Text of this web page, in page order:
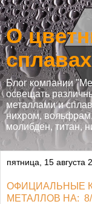
О
Блог компании
освещать
металлами и
нихром,
молибден, титан,
пятница, 15 августа
ОФИЦИАЛЬНЫЕ
МЕТАЛЛОВ НА: 8/